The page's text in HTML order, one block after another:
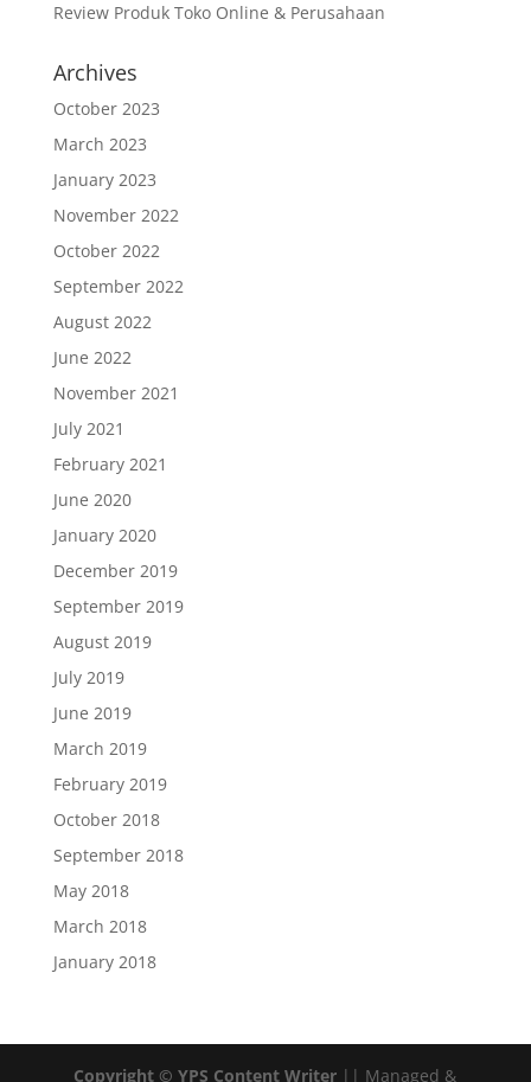
Review Produk Toko Online & Perusahaan
Archives
October 2023
March 2023
January 2023
November 2022
October 2022
September 2022
August 2022
June 2022
November 2021
July 2021
February 2021
June 2020
January 2020
December 2019
September 2019
August 2019
July 2019
June 2019
March 2019
February 2019
October 2018
September 2018
May 2018
March 2018
January 2018
Copyright © YPS Content Writer || Managed &